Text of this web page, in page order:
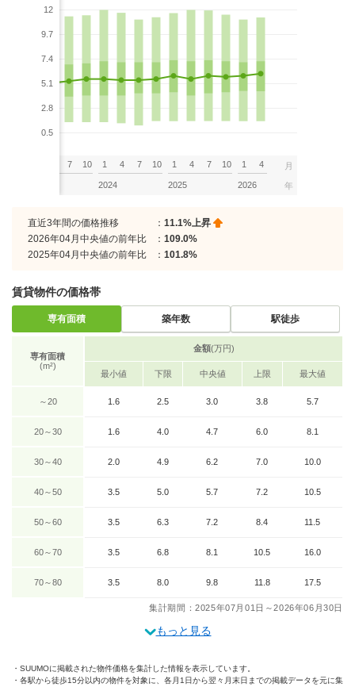
12
9.7
7.4
5.1
2.8
0.5
7 10 1 4 7 10
2024
1 4 7 10
2025
1 4
2026
月
年
直近3年間の価格推移 ： 11.1%上昇
2026年04月中央値の前年比
： 109.0%
2025年04月中央値の前年比
： 101.8%
賃貸物件の価格帯
専有面積 築年数 駅徒歩
専有面積
(m²)
金額(万円)
最小値 下限 中央値 上限 最大値
～20 1.6 2.5 3.0 3.8 5.7
20～30 1.6 4.0 4.7 6.0 8.1
30～40 2.0 4.9 6.2 7.0 10.0
40～50 3.5 5.0 5.7 7.2 10.5
50～60 3.5 6.3 7.2 8.4 11.5
60～70 3.5 6.8 8.1 10.5 16.0
70～80 3.5 8.0 9.8 11.8 17.5
集計期間：2025年07月01日～2026年06月30日
もっと見る
SUUMOに掲載された物件価格を集計した情報を表示しています。
各駅から徒歩15分以内の物件を対象に、各月1日から翌々月末日までの掲載データを元に集